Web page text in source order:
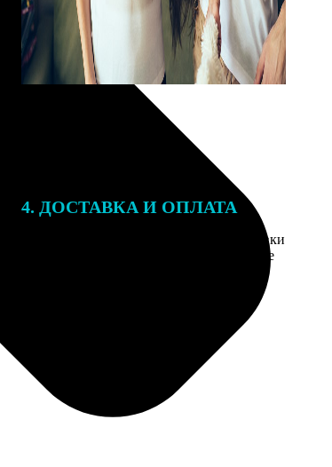
4. ДОСТАВКА И ОПЛАТА
Введите адрес и выберите способ доставки
заказа. Если у вас есть промокод, введите